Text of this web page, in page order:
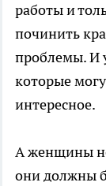
работы и
починить
проблемы. И
которые
интересное.
А женщины
они должны